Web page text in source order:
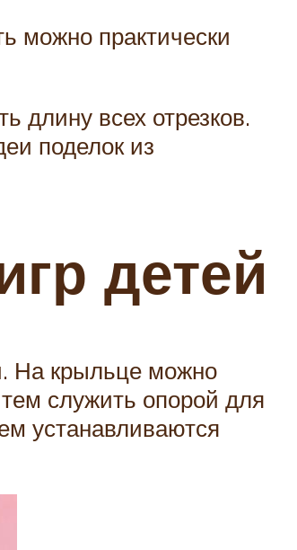
можно практически
длину всех отрезков.
поделок из
детей
На крыльце можно
служить опорой для
устанавливаются